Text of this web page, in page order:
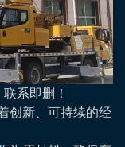
系即删！
创新、可持续的经